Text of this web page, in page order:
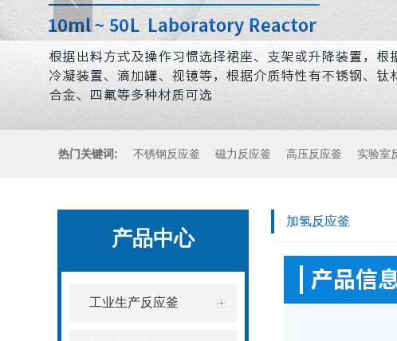
热门关键词: 不锈钢反应釜 磁力反应釜 高压反应釜 实验室
产品中心
工业生产反应釜
加氢反应釜